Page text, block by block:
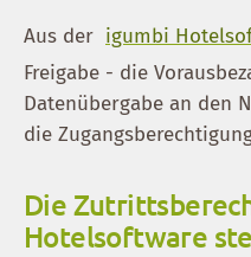
Aus der igumbi
Freigabe - die
Datenübergabe an den
die
Die
Hotelsoftware